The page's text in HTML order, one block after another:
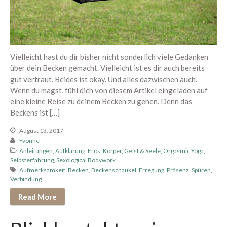
Oktober 2018
September 2018
August 2018
Juli 2018
Juni 2018
Mai 2018
April 2018
Januar 2018
August 2017
Vielleicht hast du dir bisher nicht sonderlich viele Gedanken
über dein Becken gemacht. Vielleicht ist es dir auch bereits
gut vertraut. Beides ist okay. Und alles dazwischen auch.
Wenn du magst, fühl dich von diesem Artikel eingeladen auf
eine kleine Reise zu deinem Becken zu gehen. Denn das
Beckens ist […]
August 13, 2017
Yvonne
Anleitungen Aufklärung Eros Körper, Geist & Seele Orgasmic Yoga
Selbsterfahrung Sexological Bodywork
Aufmerksamkeit Becken Beckenschaukel Erregung Präsenz Spüren
Verbindung
Read More